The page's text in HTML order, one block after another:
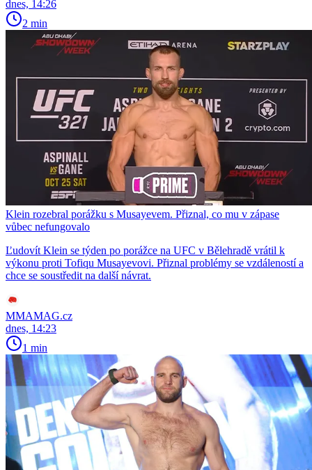
dnes, 14:26
2 min
Klein rozebral porážku s Musayevem. Přiznal, co mu v zápase
vůbec nefungovalo
Ľudovít Klein se týden po porážce na UFC v Bělehradě vrátil k
výkonu proti Tofiqu Musayevovi. Přiznal problémy se vzdáleností a
chce se soustředit na další návrat.
MMAMAG.cz
dnes, 14:23
1 min